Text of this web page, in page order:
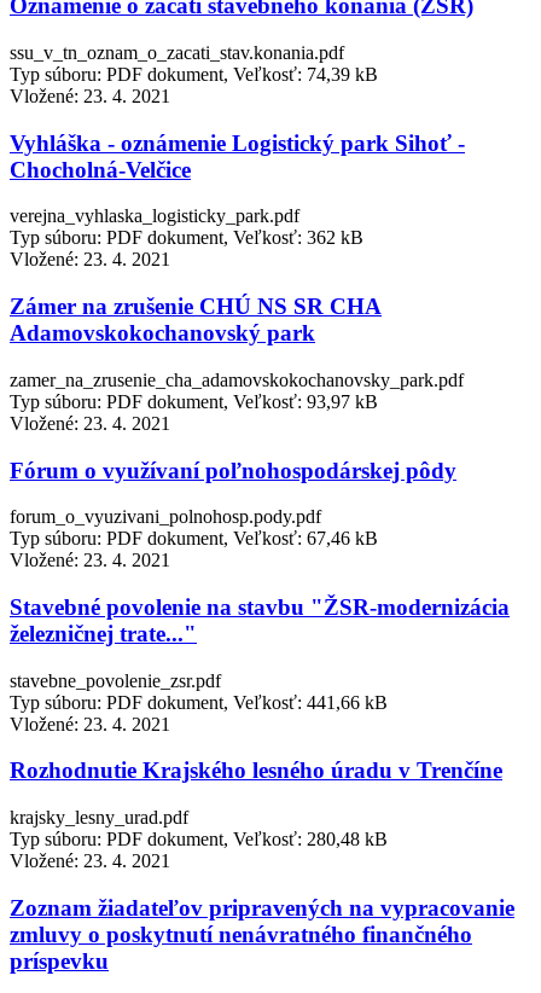
Oznámenie o začatí stavebného konania (ŽSR)
ssu_v_tn_oznam_o_zacati_stav.konania.pdf
Typ súboru: PDF dokument, Veľkosť: 74,39 kB
Vložené: 23. 4. 2021
Vyhláška - oznámenie Logistický park Sihoť -
Chocholná-Velčice
verejna_vyhlaska_logisticky_park.pdf
Typ súboru: PDF dokument, Veľkosť: 362 kB
Vložené: 23. 4. 2021
Zámer na zrušenie CHÚ NS SR CHA
Adamovskokochanovský park
zamer_na_zrusenie_cha_adamovskokochanovsky_park.pdf
Typ súboru: PDF dokument, Veľkosť: 93,97 kB
Vložené: 23. 4. 2021
Fórum o využívaní poľnohospodárskej pôdy
forum_o_vyuzivani_polnohosp.pody.pdf
Typ súboru: PDF dokument, Veľkosť: 67,46 kB
Vložené: 23. 4. 2021
Stavebné povolenie na stavbu "ŽSR-modernizácia
železničnej trate..."
stavebne_povolenie_zsr.pdf
Typ súboru: PDF dokument, Veľkosť: 441,66 kB
Vložené: 23. 4. 2021
Rozhodnutie Krajského lesného úradu v Trenčíne
krajsky_lesny_urad.pdf
Typ súboru: PDF dokument, Veľkosť: 280,48 kB
Vložené: 23. 4. 2021
Zoznam žiadateľov pripravených na vypracovanie
zmluvy o poskytnutí nenávratného finančného
príspevku